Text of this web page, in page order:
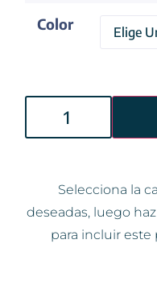
Color
Selecciona la
deseadas, luego
para incluir